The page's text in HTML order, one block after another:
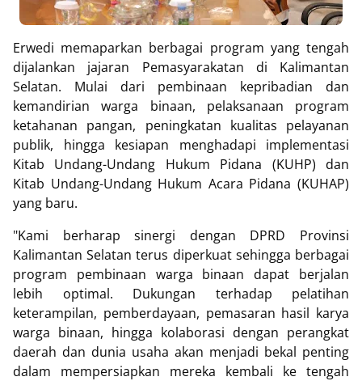
Erwedi memaparkan berbagai program yang tengah
dijalankan jajaran Pemasyarakatan di Kalimantan
Selatan. Mulai dari pembinaan kepribadian dan
kemandirian warga binaan, pelaksanaan program
ketahanan pangan, peningkatan kualitas pelayanan
publik, hingga kesiapan menghadapi implementasi
Kitab Undang-Undang Hukum Pidana (KUHP) dan
Kitab Undang-Undang Hukum Acara Pidana (KUHAP)
yang baru.
"Kami berharap sinergi dengan DPRD Provinsi
Kalimantan Selatan terus diperkuat sehingga berbagai
program pembinaan warga binaan dapat berjalan
lebih optimal. Dukungan terhadap pelatihan
keterampilan, pemberdayaan, pemasaran hasil karya
warga binaan, hingga kolaborasi dengan perangkat
daerah dan dunia usaha akan menjadi bekal penting
dalam mempersiapkan mereka kembali ke tengah